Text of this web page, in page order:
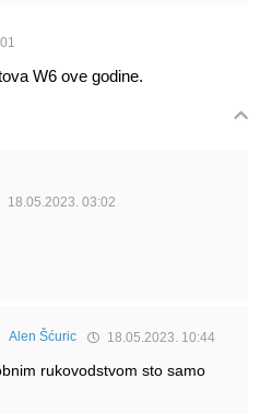
W6 ove godine.
18.05.2023. 03:02
Alen Šćuric 18.05.2023. 10:44
rukovodstvom sto samo